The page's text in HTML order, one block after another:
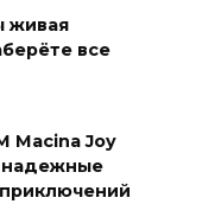
живая
все
Macina Joy